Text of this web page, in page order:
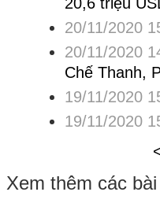
20/11/2020
20/11/2020
Chế Thanh,
19/11/2020
19/11/2020
Xem thêm các